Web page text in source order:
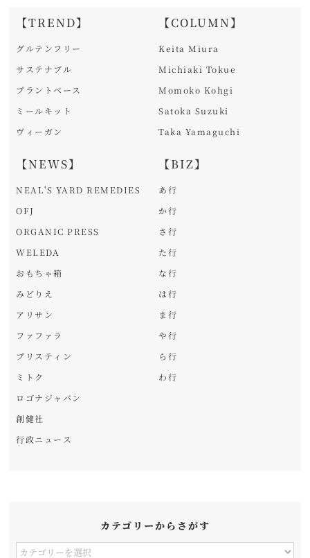
【TREND】
グルテンフリー
サステナブル
プラントベース
ミールキット
ヴィーガン
【NEWS】
NEAL'S YARD REMEDIES
OFJ
ORGANIC PRESS
WELEDA
おもちゃ箱
みどりえ
アリサン
ファファラ
プリスティン
ミトク
ロゴナジャパン
創健社
行政ニュース
【COLUMN】
Keita Miura
Michiaki Tokue
Momoko Kohgi
Satoka Suzuki
Taka Yamaguchi
【BIZ】
あ行
か行
さ行
た行
な行
は行
ま行
や行
ら行
わ行
カテゴリーからさがす
カ